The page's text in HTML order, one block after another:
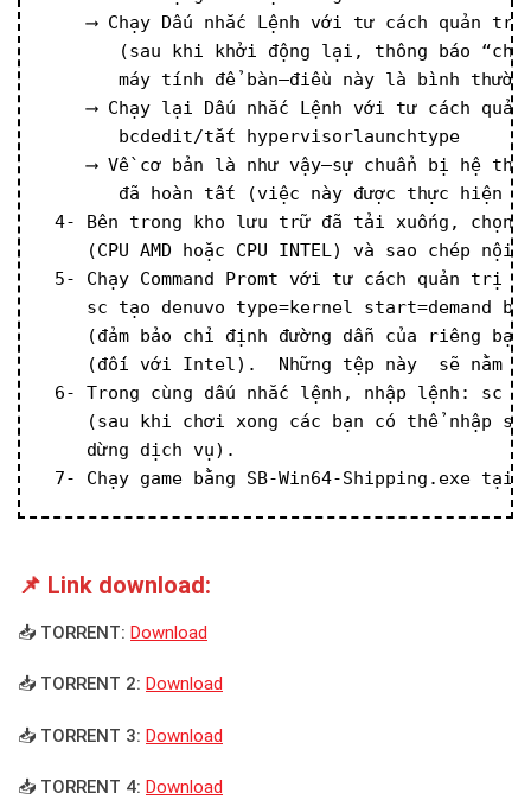
⟶ Chạy Dấu nhắc Lệnh với tư cách quản
(sau khi khởi động lại, thông báo “chế độ
máy tính để bàn—điều này là bình
⟶ Chạy lại Dấu nhắc Lệnh với tư cách
bcdedit/tắt hypervisorlaunchtype
⟶ Về cơ bản là như vậy—sự chuẩn bị hệ
đã hoàn tất (việc này được thực hiện
4- Bên trong kho lưu trữ đã tải xuống, chọn
(CPU AMD hoặc CPU INTEL) và sao chép
5- Chạy Command Promt với tư cách quản trị
sc tạo denuvo type=kernel start=demand
(đảm bảo chỉ định đường dẫn của riêng bạn
(đối với Intel).  Những tệp này  sẽ nằm ở
6- Trong cùng dấu nhắc lệnh, nhập lệnh: sc
(sau khi chơi xong các bạn có thể nhập sc
dừng dịch vụ).
7- Chạy game bằng SB-Win64-Shipping.exe tại
📌 Link download:
📥 TORRENT: Download
📥 TORRENT 2: Download
📥 TORRENT 3: Download
📥 TORRENT 4: Download